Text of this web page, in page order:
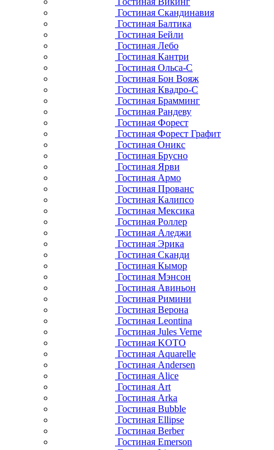
Гостиная Скандинавия
Гостиная Балтика
Гостиная Бейли
Гостиная Лебо
Гостиная Кантри
Гостиная Ольса-С
Гостиная Бон Вояж
Гостиная Квадро-С
Гостиная Брамминг
Гостиная Рандеву
Гостиная Форест
Гостиная Форест Графит
Гостиная Оникс
Гостиная Брусно
Гостиная Ярви
Гостиная Армо
Гостиная Прованс
Гостиная Калипсо
Гостиная Мексика
Гостиная Роллер
Гостиная Аледжи
Гостиная Эрика
Гостиная Сканди
Гостиная Кымор
Гостиная Мэнсон
Гостиная Авиньон
Гостиная Римини
Гостиная Верона
Гостиная Leontina
Гостиная Jules Verne
Гостиная KOTO
Гостиная Aquarelle
Гостиная Andersen
Гостиная Alice
Гостиная Art
Гостиная Arka
Гостиная Bubble
Гостиная Ellipse
Гостиная Berber
Гостиная Emerson